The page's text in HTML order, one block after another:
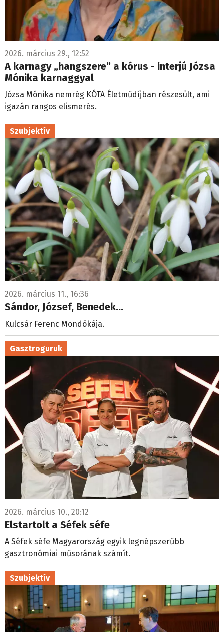
2026. március 29., 12:52
A karnagy „hangszere” a kórus - interjú Józsa
Mónika karnaggyal
Józsa Mónika nemrég KÓTA Életműdíjban részesült, ami
igazán rangos elismerés.
Szubjektív
2026. március 11., 16:36
Sándor, József, Benedek…
Kulcsár Ferenc Mondókája.
Gasztroguruk
2026. március 10., 20:12
Elstartolt a Séfek séfe
A Séfek séfe Magyarország egyik legnépszerűbb
gasztronómiai műsorának számít.
Szubjektív